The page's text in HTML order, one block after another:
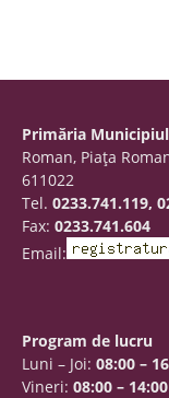
Primăria
Roman, Piaţa
611022
Tel. 0233.741.119,
Fax: 0233.741.604
Email:
Program de lucru
Luni – Joi: 08:00 –
Vineri: 08:00 – 14:00